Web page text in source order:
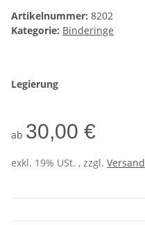
Artikelnummer: 8202
Kategorie: Binderinge
Legierung
ab 30,00 €
exkl. 19% USt. , zzgl. Versand